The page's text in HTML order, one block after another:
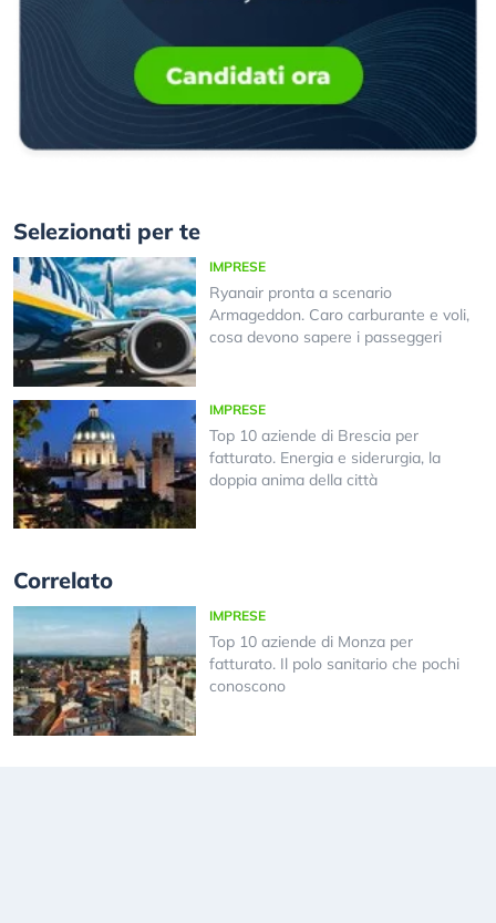
Selezionati per te
IMPRESE
Ryanair pronta a scenario
Armageddon. Caro carburante e voli,
cosa devono sapere i passeggeri
IMPRESE
Top 10 aziende di Brescia per
fatturato. Energia e siderurgia, la
doppia anima della città
Correlato
IMPRESE
Top 10 aziende di Monza per
fatturato. Il polo sanitario che pochi
conoscono